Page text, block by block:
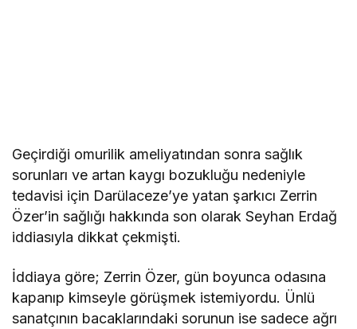
Geçirdiği omurilik ameliyatından sonra sağlık
sorunları ve artan kaygı bozukluğu nedeniyle
tedavisi için Darülaceze’ye yatan şarkıcı Zerrin
Özer’in sağlığı hakkında son olarak Seyhan Erdağ
iddiasıyla dikkat çekmişti.
İddiaya göre; Zerrin Özer, gün boyunca odasına
kapanıp kimseyle görüşmek istemiyordu. Ünlü
sanatçının bacaklarındaki sorunun ise sadece ağrı